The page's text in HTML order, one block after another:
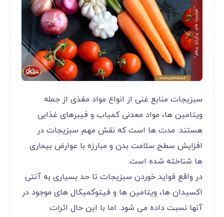
سبزیجات منابع غنی از انواع مواد مغذی از جمله
ویتامین ها، مواد معدنی کمیاب و فیبرهای غذایی
هستند. مدت ها است که نقش مهم سبزیجات در
افزایش سطح سلامت بدن و مبارزه با عوارض بیماری
ها شناخته شده است.
در واقع فواید خوردن سبزیجات تا حد بسیاری به آنتی
اکسیدان ها، ویتامین ها و فیتوکمیکال های موجود در
آنها نسبت داده می شود. اما با این حال اثرات